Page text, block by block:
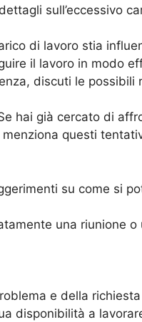
sull’eccessivo
di lavoro stia
il lavoro in modo
discuti le possibili
hai già cercato di
questi
su come si
una riunione
e della
disponibilità a